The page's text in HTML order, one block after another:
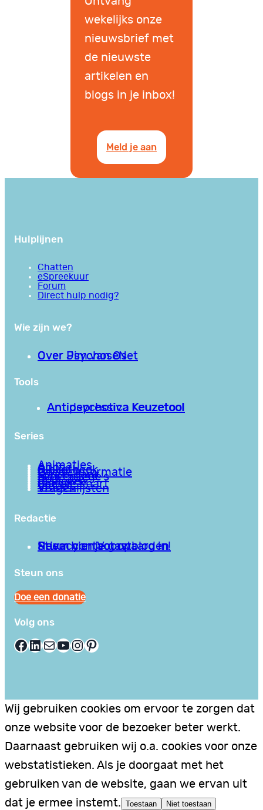
wekelijks onze
nieuwsbrief met
de nieuwste
artikelen en
blogs in je inbox!
Meld je aan
Hulplijnen
Chatten
eSpreekuur
Forum
Direct hulp nodig?
Wie zijn we?
Over PsychoseNet
Over Jim van Os
Tools
Antipsychotica Keuzetool
Antidepressiva Keuzetool
Series
Animaties
Apps
Bibliotheek
Goede informatie
Kennisbank
Mini college’s
Podcasts
Reviews
Sociale Kaart
Video’s
Vragenlijsten
Redactie
Privacy en Voorwaarden
Stuur hier je gastblog in!
Neem contact op
Steun ons
Doe een donatie
Volg ons
Facebook LinkedIn E-mail YouTube InstagramPinterest
Wij gebruiken cookies om ervoor te zorgen dat
onze website voor de bezoeker beter werkt.
Daarnaast gebruiken wij o.a. cookies voor onze
webstatistieken. Als je doorgaat met het
gebruiken van de website, gaan we ervan uit
dat je ermee instemt. Toestaan Niet toestaan